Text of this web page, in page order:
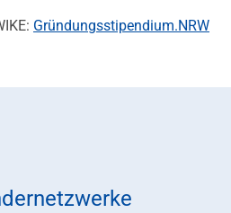
Gründungsstipendium.NRW